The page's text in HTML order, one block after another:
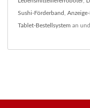
Sushi-Förderband
Tablet-Bestellsystem an